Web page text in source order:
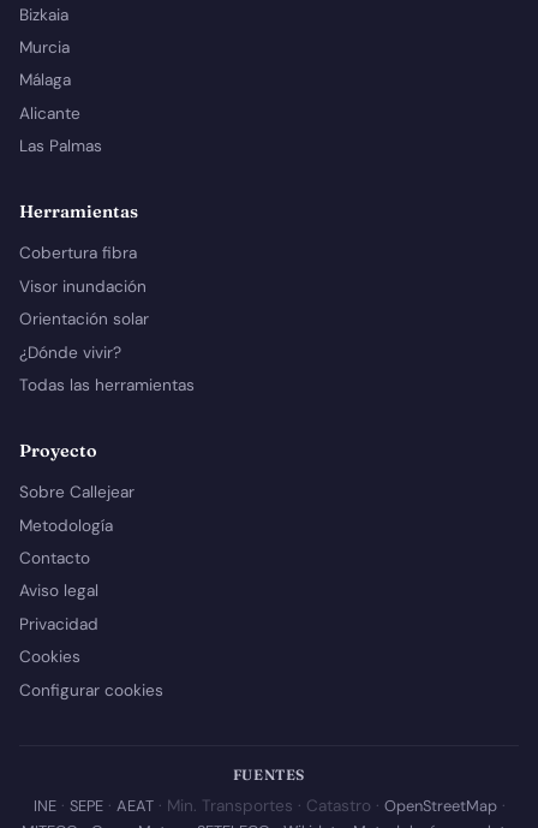
Bizkaia
Murcia
Málaga
Alicante
Las Palmas
Herramientas
Cobertura fibra
Visor inundación
Orientación solar
¿Dónde vivir?
Todas las herramientas
Proyecto
Sobre Callejear
Metodología
Contacto
Aviso legal
Privacidad
Cookies
Configurar cookies
FUENTES
INE· SEPE· AEAT· Min. Transportes · Catastro · OpenStreetMap·